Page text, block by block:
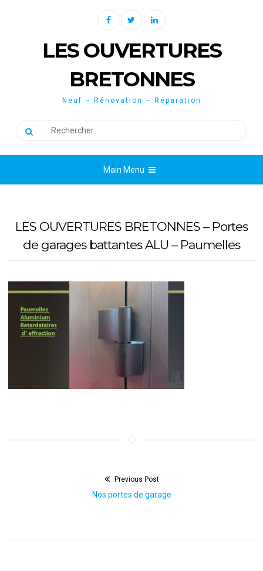
FacebookTwitterLinkedin
LES OUVERTURES
BRETONNES
Neuf – Rénovation – Réparation
Rechercher :
Main Menu
LES OUVERTURES BRETONNES – Portes
de garages battantes ALU – Paumelles
Previous Post
Previous
Nos portes de garage